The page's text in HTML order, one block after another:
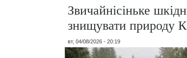
Звичайнісіньке
знищувати природу
вт, 04/08/2026 - 20:19